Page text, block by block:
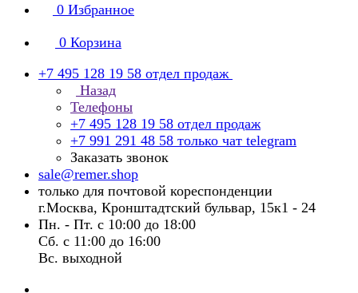
0 Избранное
0 Корзина
+7 495 128 19 58 отдел продаж
Назад
Телефоны
+7 495 128 19 58 отдел продаж
+7 991 291 48 58 только чат telegram
Заказать звонок
sale@remer.shop
только для почтовой кореспонденции
г.Москва, Кронштадтский бульвар, 15к1 - 24
Пн. - Пт. с 10:00 до 18:00
Сб. с 11:00 до 16:00
Вс. выходной